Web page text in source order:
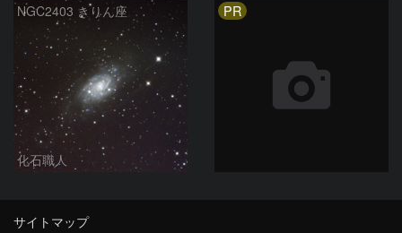
NGC2403 きりん座
化石職人
PR
サイトマップ